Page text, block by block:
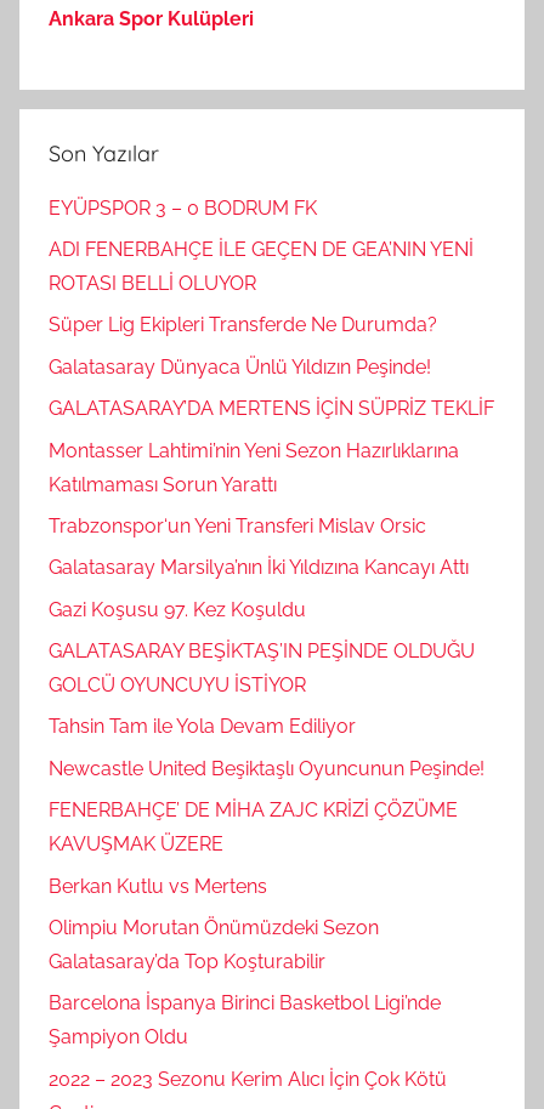
Ankara Spor Kulüpleri
Son Yazılar
EYÜPSPOR 3 – 0 BODRUM FK
ADI FENERBAHÇE İLE GEÇEN DE GEA’NIN YENİ
ROTASI BELLİ OLUYOR
Süper Lig Ekipleri Transferde Ne Durumda?
Galatasaray Dünyaca Ünlü Yıldızın Peşinde!
GALATASARAY’DA MERTENS İÇİN SÜPRİZ TEKLİF
Montasser Lahtimi’nin Yeni Sezon Hazırlıklarına
Katılmaması Sorun Yarattı
Trabzonspor‘un Yeni Transferi Mislav Orsic
Galatasaray Marsilya’nın İki Yıldızına Kancayı Attı
Gazi Koşusu 97. Kez Koşuldu
GALATASARAY BEŞİKTAŞ’IN PEŞİNDE OLDUĞU
GOLCÜ OYUNCUYU İSTİYOR
Tahsin Tam ile Yola Devam Ediliyor
Newcastle United Beşiktaşlı Oyuncunun Peşinde!
FENERBAHÇE’ DE MİHA ZAJC KRİZİ ÇÖZÜME
KAVUŞMAK ÜZERE
Berkan Kutlu vs Mertens
Olimpiu Morutan Önümüzdeki Sezon
Galatasaray’da Top Koşturabilir
Barcelona İspanya Birinci Basketbol Ligi’nde
Şampiyon Oldu
2022 – 2023 Sezonu Kerim Alıcı İçin Çok Kötü